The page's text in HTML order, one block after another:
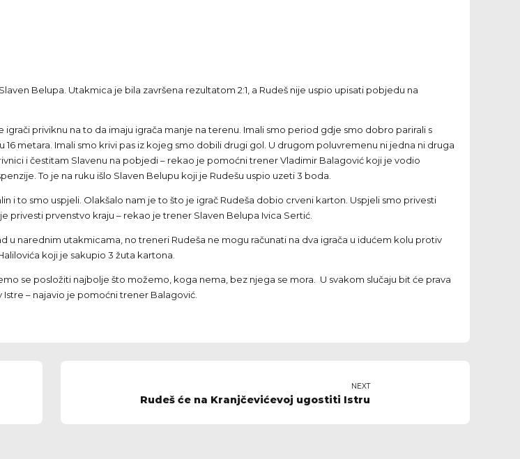
Belupa. Utakmica je bila završena rezultatom 2:1, a Rudeš nije uspio upisati pobjedu na
priviknu na to da imaju igrača manje na terenu. Imali smo period gdje smo dobro parirali s
metara. Imali smo krivi pas iz kojeg smo dobili drugi gol. U drugom poluvremenu ni jedna ni druga
i čestitam Slavenu na pobjedi – rekao je pomoćni trener Vladimir Balagović koji je vodio
To je na ruku išlo Slaven Belupu koji je Rudešu uspio uzeti 3 boda.
i to smo uspjeli. Olakšalo nam je to što je igrač Rudeša dobio crveni karton. Uspjeli smo privesti
prvenstvo kraju – rekao je trener Slaven Belupa Ivica Sertić.
narednim utakmicama, no treneri Rudeša ne mogu računati na dva igrača u idućem kolu protiv
koji je sakupio 3 žuta kartona.
se posložiti najbolje što možemo, koga nema, bez njega se mora. U svakom slučaju bit će prava
– najavio je pomoćni trener Balagović.
NEXT
Rudeš će na Kranjčevićevoj ugostiti Istru